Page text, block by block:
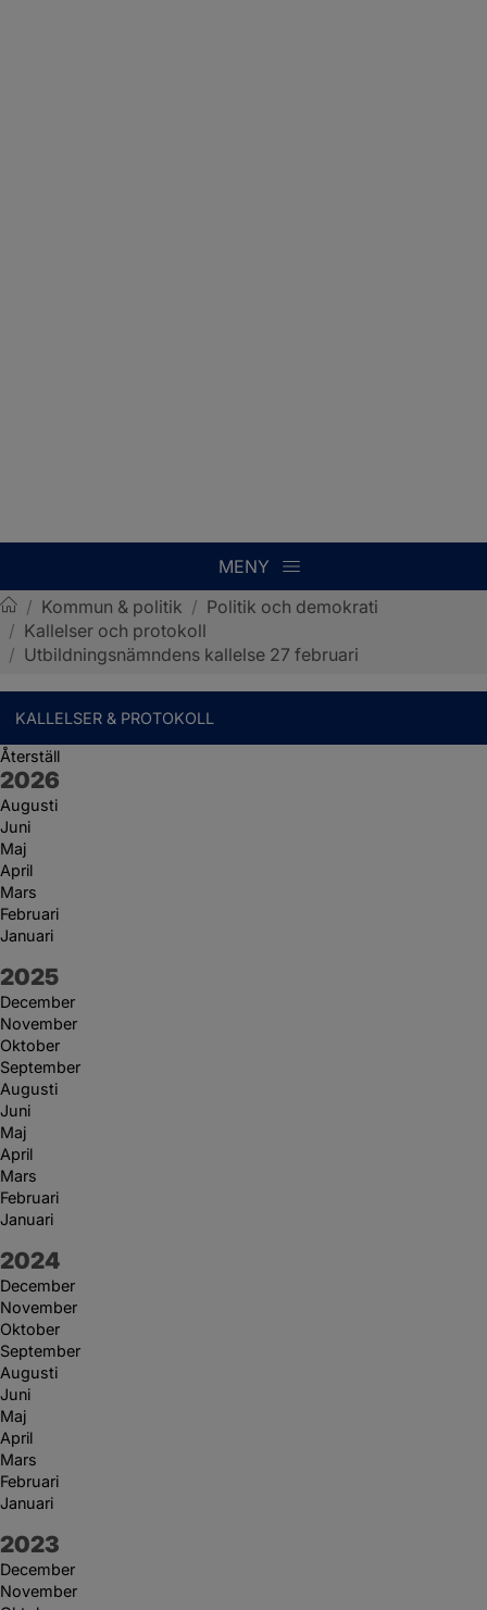
MENY
Sotenäs kommun
/ Kommun & politik / Politik och demokrati
/ Kallelser och protokoll
/ Utbildningsnämndens kallelse 27 februari
KALLELSER & PROTOKOLL
Återställ
År:
2026
Augusti
Juni
Maj
April
Mars
Februari
Januari
År:
2025
December
November
Oktober
September
Augusti
Juni
Maj
April
Mars
Februari
Januari
År:
2024
December
November
Oktober
September
Augusti
Juni
Maj
April
Mars
Februari
Januari
År:
2023
December
November